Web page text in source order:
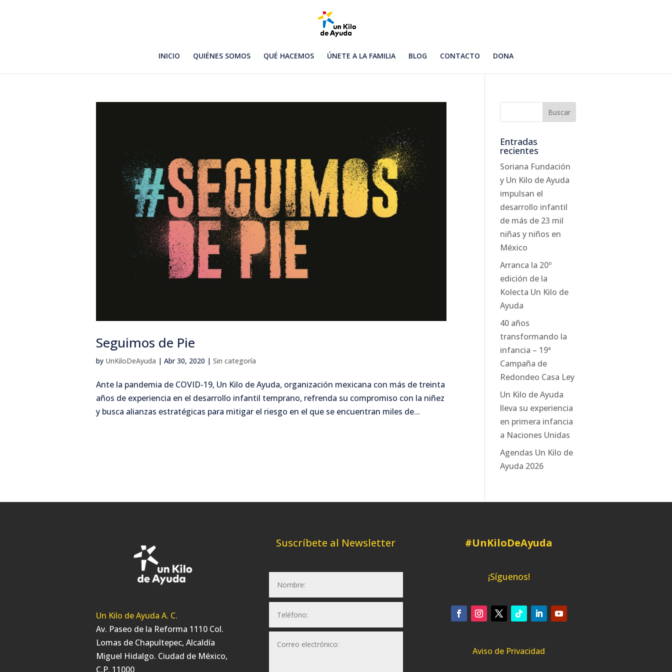
INICIO QUIÉNES SOMOS QUÉ HACEMOS ÚNETE A LA FAMILIA BLOG CONTACTO DONA
Seguimos de Pie
by UnKiloDeAyuda | Abr 30, 2020 | Sin categoría
Ante la pandemia de COVID-19, Un Kilo de Ayuda, organización mexicana con más de treinta
años de experiencia en el desarrollo infantil temprano, refrenda su compromiso con la niñez
y busca alianzas estratégicas para mitigar el riesgo en el que se encuentran miles de...
Entradas
recientes
Soriana Fundación
y Un Kilo de Ayuda
impulsan el
desarrollo infantil
de más de 23 mil
niñas y niños en
México
Arranca la 20º
edición de la
Kolecta Un Kilo de
Ayuda
40 años
transformando la
infancia – 19ª
Campaña de
Redondeo Casa Ley
Un Kilo de Ayuda
lleva su experiencia
en primera infancia
a Naciones Unidas
Agendas Un Kilo de
Ayuda 2026
Un Kilo de Ayuda A. C.
Av. Paseo de la Reforma 1110 Col.
Lomas de Chapultepec, Alcaldía
Miguel Hidalgo. Ciudad de México,
C.P. 11000
Suscríbete al Newsletter #UnKiloDeAyuda
¡Síguenos!
Aviso de Privacidad